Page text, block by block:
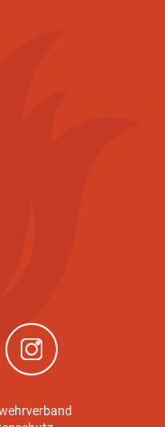
Fenster)(neues Fenster)